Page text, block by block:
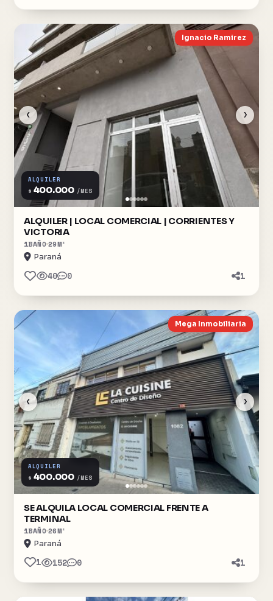
‹ ›
Ignacio Ramirez
ALQUILER
$ 400.000 /MES
ALQUILER | LOCAL COMERCIAL | CORRIENTES Y
VICTORIA
1BAÑO29M²
Paraná
40 0 1
‹ ›
Mega Inmobiliaria
ALQUILER
$ 400.000 /MES
SE ALQUILA LOCAL COMERCIAL FRENTE A
TERMINAL
1BAÑO26M²
Paraná
1 152 0 1